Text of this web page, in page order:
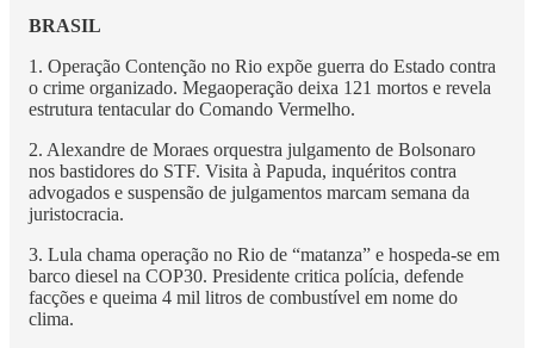
BRASIL
1. Operação Contenção no Rio expõe guerra do Estado contra
o crime organizado. Megaoperação deixa 121 mortos e revela
estrutura tentacular do Comando Vermelho.
2. Alexandre de Moraes orquestra julgamento de Bolsonaro
nos bastidores do STF. Visita à Papuda, inquéritos contra
advogados e suspensão de julgamentos marcam semana da
juristocracia.
3. Lula chama operação no Rio de “matanza” e hospeda-se em
barco diesel na COP30. Presidente critica polícia, defende
facções e queima 4 mil litros de combustível em nome do
clima.